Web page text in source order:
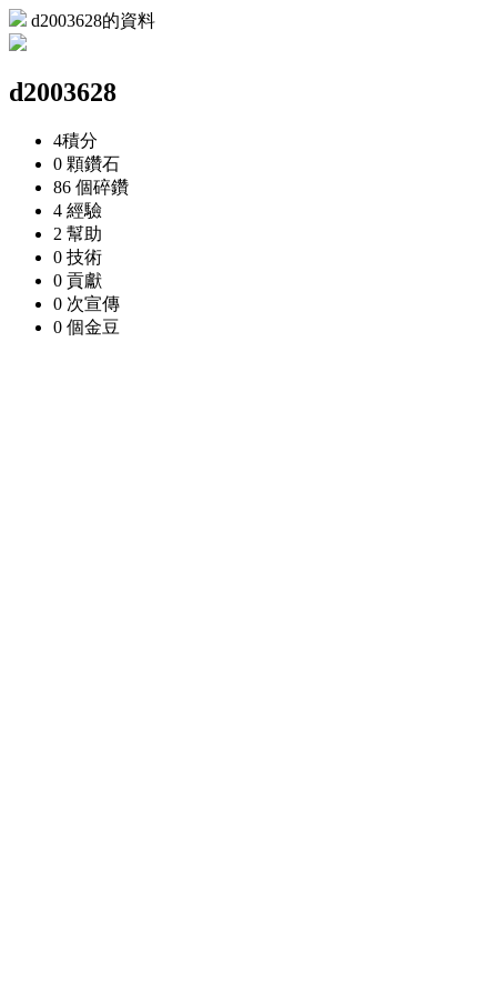
d2003628的資料
d2003628
4積分
0 顆鑽石
86 個碎鑽
4 經驗
2 幫助
0 技術
0 貢獻
0 次宣傳
0 個金豆